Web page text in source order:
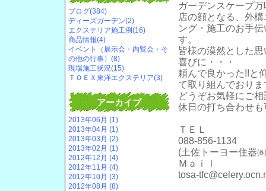
ガーデンスケープ
店の顔となる、外
ング・施工のお手
す。
皆様の漠然とした思
喜びに・・・
頼んで良かった!!と
て取り組んでおりま
どうぞお気軽にご
休日の打ち合わせ
ＴＥＬ
088-856-1134
(土佐トーヨー住器
Ｍａｉｌ
tosa-
ブログ(384)
ディーズガーデン(2)
エクステリア施工例(16)
商品情報(4)
イベント（展示会・内覧会・そ
の他の行事）(8)
現場施工状況(15)
ＴＯＥＸ東洋エクステリア(3)
アーカイブ
2013年06月 (1)
2013年04月 (1)
2013年03月 (2)
2013年02月 (1)
2012年12月 (4)
2012年11月 (4)
2012年10月 (3)
2012年08月 (8)